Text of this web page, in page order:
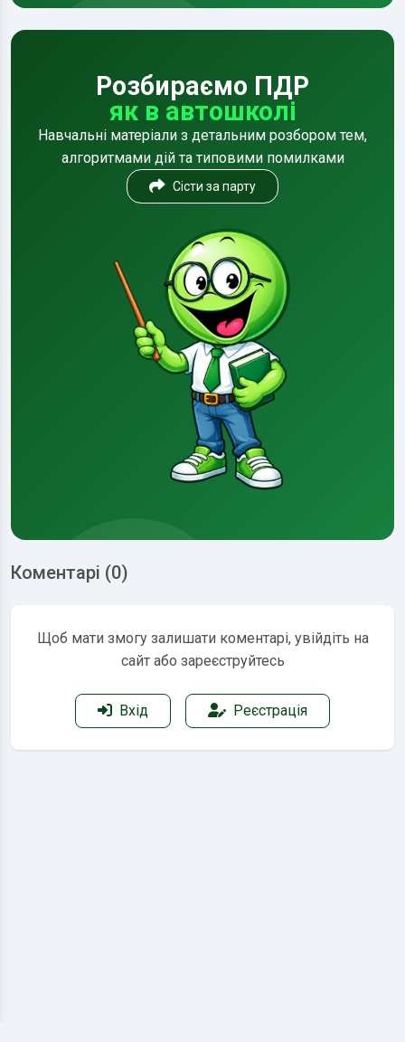
Розбираємо ПДР
як в автошколі
Навчальні матеріали з детальним розбором тем,
алгоритмами дій та типовими помилками
Сісти за парту
Коментарі (0)
Щоб мати змогу залишати коментарі, увійдіть на
сайт або зареєструйтесь
Вхід Реєстрація